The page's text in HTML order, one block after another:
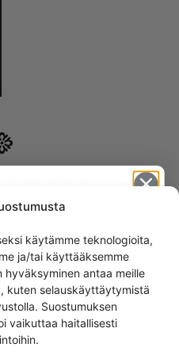
käytämme teknologioita,
ja/tai käyttääksemme
antaa meille
kuten selauskäyttäytymistä
Suostumuksen
vaikuttaa haitallisesti
Iittala Gaissa lasi 22 cl 4
5%
discount